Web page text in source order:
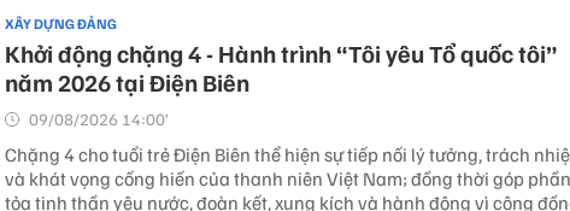
XÂY DỰNG ĐẢNG
Khởi động chặng 4 - Hành trình “Tôi yêu Tổ quốc tôi”
năm 2026 tại Điện Biên
09/08/2026 14:00’
Chặng 4 cho tuổi trẻ Điện Biên thể hiện sự tiếp nối lý tưởng, trách
và khát vọng cống hiến của thanh niên Việt Nam; đồng thời góp
tỏa tinh thần yêu nước, đoàn kết, xung kích và hành động vì cộng